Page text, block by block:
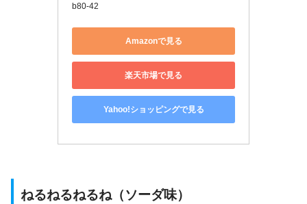
b80-42
Amazonで見る
楽天市場で見る
Yahoo!ショッピングで見る
ねるねるねるね（ソーダ味）